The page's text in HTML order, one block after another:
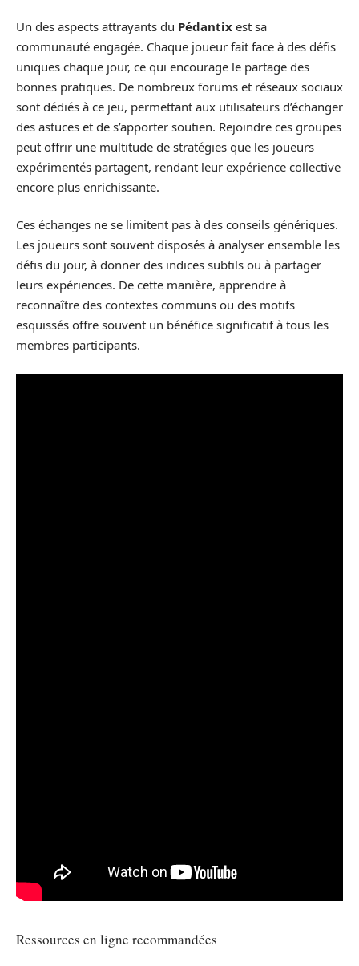
Un des aspects attrayants du Pédantix est sa
communauté engagée. Chaque joueur fait face à des défis
uniques chaque jour, ce qui encourage le partage des
bonnes pratiques. De nombreux forums et réseaux sociaux
sont dédiés à ce jeu, permettant aux utilisateurs d’échanger
des astuces et de s’apporter soutien. Rejoindre ces groupes
peut offrir une multitude de stratégies que les joueurs
expérimentés partagent, rendant leur expérience collective
encore plus enrichissante.
Ces échanges ne se limitent pas à des conseils génériques.
Les joueurs sont souvent disposés à analyser ensemble les
défis du jour, à donner des indices subtils ou à partager
leurs expériences. De cette manière, apprendre à
reconnaître des contextes communs ou des motifs
esquissés offre souvent un bénéfice significatif à tous les
membres participants.
Ressources en ligne recommandées